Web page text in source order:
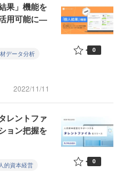
果」機能を
用可能に―
データ分析
2022/11/11
0
レントファ
ョン把握を
人的資本経営 0